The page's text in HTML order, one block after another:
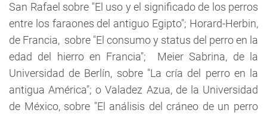
San Rafael sobre "El uso y el significado de los perros
entre los faraones del antiguo Egipto"; Horard-Herbin,
de Francia, sobre "El consumo y status del perro en la
edad del hierro en Francia"; Meier Sabrina, de la
Universidad de Berlín, sobre "La cría del perro en la
antigua América"; o Valadez Azua, de la Universidad
de México, sobre "El análisis del cráneo de un perro